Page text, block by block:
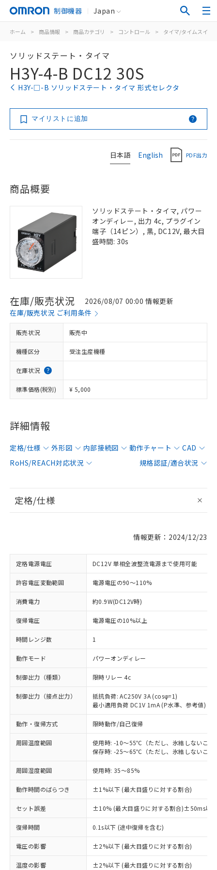
制御機器 Japan
ホーム > 商品情報 > 商品カテゴリ > コントロール > タイマ/タイムスイッ
ソリッドステート・タイマ
H3Y-4-B DC12 30S
H3Y-□-B ソリッドステート・タイマ 形式セレクタ
マイリストに追加
日本語 English PDF出力
商品概要
ソリッドステート・タイマ, パワー
オンディレー, 出力 4c, プラグイン
端子（14ピン）, 黒, DC12V, 最大目
盛時間: 30s
在庫/販売状況
2026/08/07 00:00 情報更新
在庫/販売状況 ご利用条件
販売状況 販売中
機種区分 受注生産機種
在庫状況
標準価格(税別) ¥ 5,000
詳細情報
定格/仕様 外形図 内部接続図 動作チャート
CAD
RoHS/REACH対応状況
規格認証/適合状況
定格/仕様
情報更新：2024/12/23
定格電源電圧 DC12V 単相全波整流電源まで使用可能
許容電圧変動範囲 電源電圧の90～110%
消費電力 約0.9W(DC12V時)
復帰電圧 電源電圧の10%以上
時間レンジ数 1
動作モード パワーオンディレー
制御出力（種類） 限時リレー 4c
制御出力（接点出力）
抵抗負荷: AC250V 3A (cosφ=1)
最小適用負荷 DC1V 1mA (P水準、参考値)
動作・復帰方式 限時動作/自己復帰
周囲温度範囲
使用時: -10～55℃（ただし、氷結しないこと
保存時: -25～65℃（ただし、氷結しないこと
周囲湿度範囲 使用時: 35～85%
動作時間のばらつき ±1%以下 (最大目盛りに対する割合)
セット誤差 ±10% (最大目盛りに対する割合)±50ms以下
復帰時間 0.1s以下 (途中復帰を含む)
電圧の影響 ±2%以下 (最大目盛りに対する割合)
温度の影響 ±2%以下 (最大目盛りに対する割合)
※1 対応状況
対応済み：EU RoHS指令（10物質）の
非含有に対応した製品が提供可能な商品で
す。